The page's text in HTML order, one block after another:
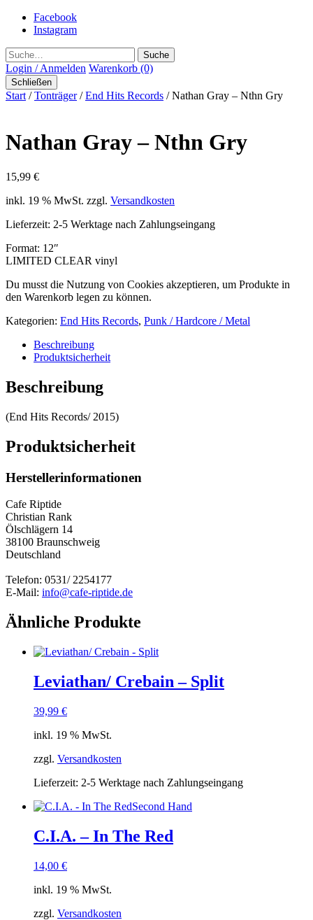
Facebook
Instagram
Suche
Login / Anmelden Warenkorb (0)
Schließen
Start /Tonträger/End Hits Records / Nathan Gray ‎– Nthn Gry
Nathan Gray ‎– Nthn Gry
15,99 €
inkl. 19 % MwSt. zzgl. Versandkosten
Lieferzeit: 2-5 Werktage nach Zahlungseingang
Format: 12″
LIMITED CLEAR vinyl
Du musst die Nutzung von Cookies akzeptieren, um Produkte in
den Warenkorb legen zu können.
Kategorien: End Hits Records, Punk / Hardcore / Metal
Beschreibung
Produktsicherheit
Beschreibung
(End Hits Records/ 2015)
Produktsicherheit
Herstellerinformationen
Cafe Riptide
Christian Rank
Ölschlägern 14
38100 Braunschweig
Deutschland
Telefon: 0531/ 2254177
E-Mail: info@cafe-riptide.de
Ähnliche Produkte
Leviathan/ Crebain – Split
39,99 €
inkl. 19 % MwSt.
zzgl. Versandkosten
Lieferzeit: 2-5 Werktage nach Zahlungseingang
Second Hand
C.I.A. – In The Red
14,00 €
inkl. 19 % MwSt.
zzgl. Versandkosten